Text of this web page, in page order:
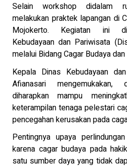
Selain workshop didalam
melakukan praktek lapangan di
Mojokerto. Kegiatan ini
Kebudayaan dan Pariwisata
melalui Bidang Cagar Budaya dan
Kepala Dinas Kebudayaan
Afianasari
diharapkan mampu
keterampilan tenaga pelestari
pencegahan kerusakan pada
Pentingnya upaya
karena cagar budaya pada
satu sumber daya yang tidak